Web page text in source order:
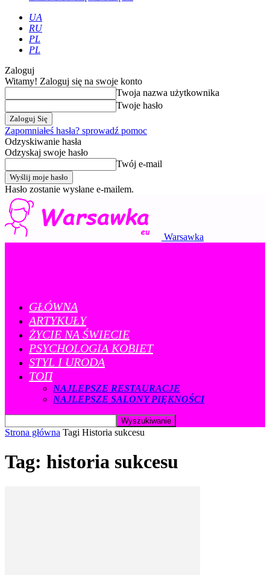
UA
RU
PL
PL
Zaloguj
Witamy! Zaloguj się na swoje konto
Twoja nazwa użytkownika
Twoje hasło
Zapomniałeś hasła? sprowadź pomoc
Odzyskiwanie hasła
Odzyskaj swoje hasło
Twój e-mail
Hasło zostanie wysłane e-mailem.
Warsawka
GŁÓWNA
ARTYKUŁY
ŻYCIE NA ŚWIECIE
PSYCHOLOGIA KOBIET
STYL I URODA
ТОП
NAJLEPSZE RESTAURACJE
NAJLEPSZE SALONY PIĘKNOŚCI
Strona główna Tagi Historia sukcesu
Tag: historia sukcesu